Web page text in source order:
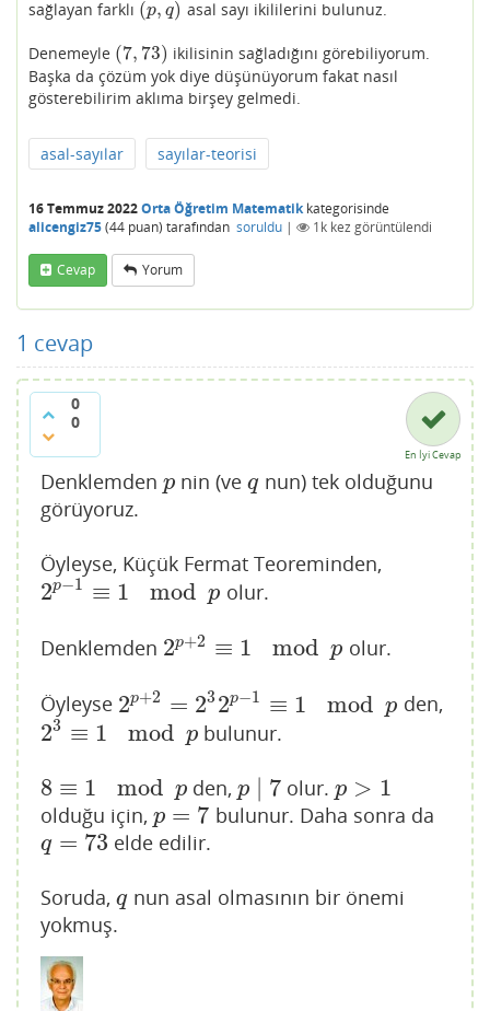
sağlayan farklı (p, q)
(p,q) asal sayı ikililerini bulunuz.
Denemeyle (7, 73)
(7,73)
ikilisinin sağladığını görebiliyorum.
Başka da çözüm yok diye düşünüyorum fakat nasıl
gösterebilirim aklıma birşey gelmedi.
asal-sayılar sayılar-teorisi
16 Temmuz 2022Orta Öğretim Matematikkategorisinde
alicengiz75(44 puan) tarafından soruldu | 1k kez görüntülendi
Cevap Yorum
1 cevap
0
0
En İyi Cevap
Denklemden p
p nin (veq
qnun) tek olduğunu
görüyoruz.
Öyleyse, Küçük Fermat Teoreminden,
2p−1 ≡ 1 mod p
2p−1 ≡1modp olur.
Denklemden 2p+2 ≡ 1 mod p
2p+2 ≡1modp olur.
Öyleyse 2p+2 = 23 2p−1 ≡ 1 mod p
2p+2 =23 2p−1≡1 mod den,
23 ≡ 1 mod p
23 ≡1mod p bulunur.
8 ≡ 1 mod p
8≡1mod p den, p ∣ 7
p∣ olur.p > 1
p >1
olduğu için, p = 7
p =7 bulunur. Daha sonra da
q = 73
q =73 elde edilir.
Soruda, q
qnun asal olmasının bir önemi
yokmuş.